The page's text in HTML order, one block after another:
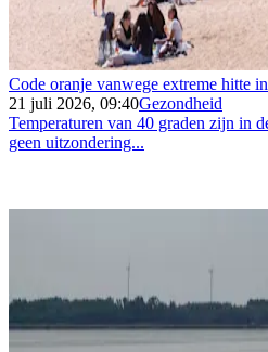
Code oranje vanwege extreme hitte
21 juli 2026, 09:40Gezondheid
Temperaturen van 40 graden zijn in
geen uitzondering...